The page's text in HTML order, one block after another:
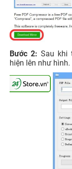
Bước 2: Sau khi
hiện lên như hình.